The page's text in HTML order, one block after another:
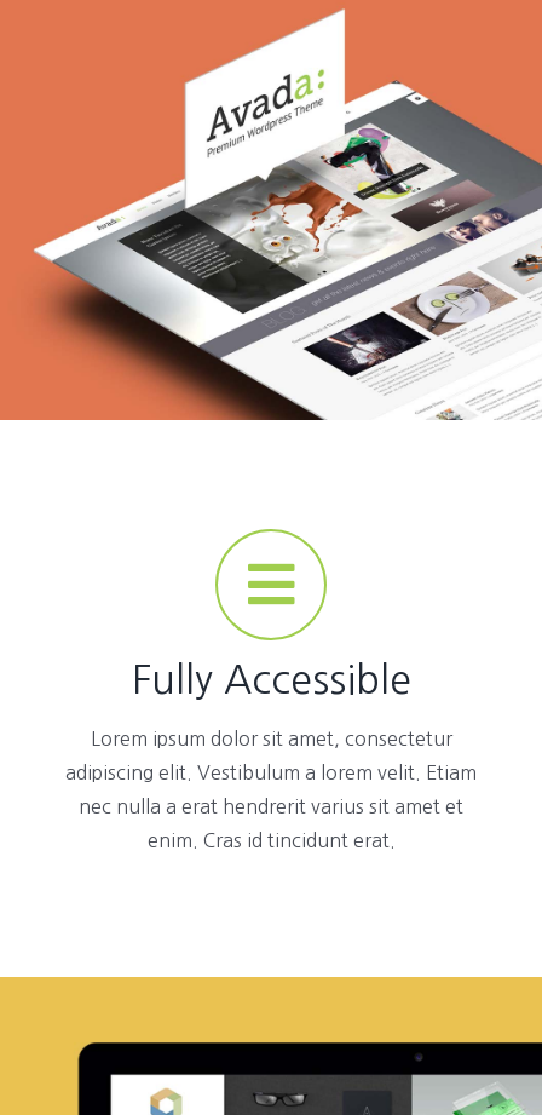
Fully Accessible
Lorem ipsum dolor sit amet, consectetur
adipiscing elit. Vestibulum a lorem velit. Etiam
nec nulla a erat hendrerit varius sit amet et
enim. Cras id tincidunt erat.